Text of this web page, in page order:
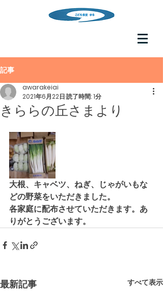
記事
きららの丘さまより
awarakeiai
2021年6月22日読了時間: 1分
大根、キャベツ、ねぎ、じゃがいもな
どの野菜をいただきました。
各家庭に配布させていただきます。あ
りがとうございます。
最新記事 すべて表示